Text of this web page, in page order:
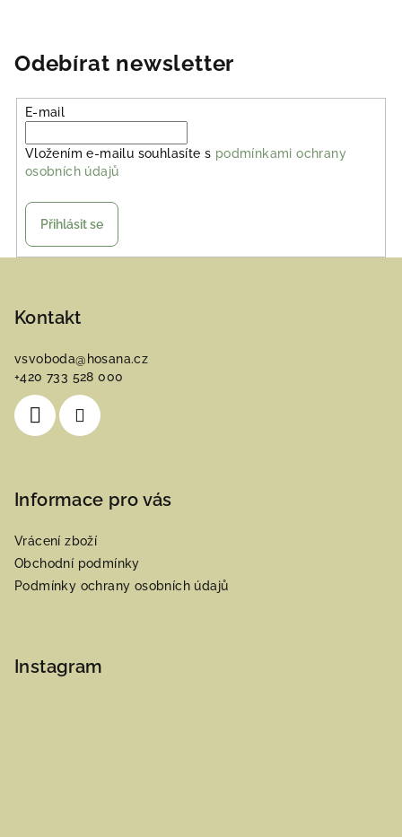
Odebírat newsletter
E-mail
Vložením e-mailu souhlasíte s podmínkami ochrany
osobních údajů
Přihlásit se
Kontakt
vsvoboda@ hosana.cz
+420 733 528 000
Informace pro vás
Vrácení zboží
Obchodní podmínky
Podmínky ochrany osobních údajů
Instagram